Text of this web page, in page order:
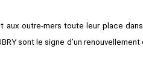
aux outre-mers toute leur place
sont le signe d’un renouvellement